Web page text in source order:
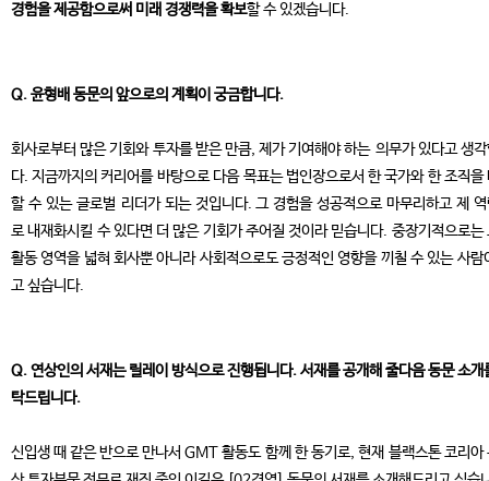
경험을 제공함으로써 미래 경쟁력을 확보할 수 있겠습니다.
Q. 윤형배 동문의 앞으로의 계획이 궁금합니다.
회사로부터 많은 기회와 투자를 받은 만큼, 제가 기여해야 하는 의무가 있다고 생
다. 지금까지의 커리어를 바탕으로 다음 목표는 법인장으로서 한 국가와 한 조직을
할 수 있는 글로벌 리더가 되는 것입니다. 그 경험을 성공적으로 마무리하고 제
로 내재화시킬 수 있다면 더 많은 기회가 주어질 것이라 믿습니다. 중장기적으로는
활동 영역을 넓혀 회사뿐 아니라 사회적으로도 긍정적인 영향을 끼칠 수 있는 사람
고 싶습니다.
Q. 연상인의 서재는 릴레이 방식으로 진행됩니다. 서재를 공개해 줄다음 동문 소개
탁드립니다.
신입생 때 같은 반으로 만나서 GMT 활동도 함께 한 동기로, 현재 블랙스톤 코리아